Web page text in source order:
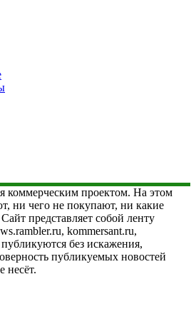
коммерческим проектом. На этом
ни чего не покупают, ни какие
представляет собой ленту
kommersant.ru,
без искажения,
публикуемых новостей
несёт.